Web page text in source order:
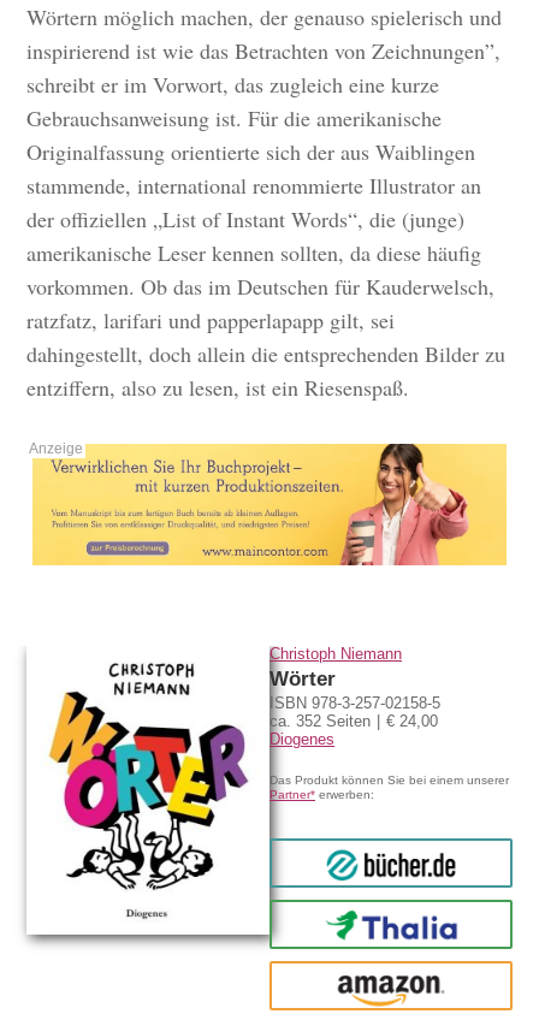
Wörtern möglich machen, der genauso spielerisch und
inspirierend ist wie das Betrachten von Zeichnungen”,
schreibt er im Vorwort, das zugleich eine kurze
Gebrauchsanweisung ist. Für die amerikanische
Originalfassung orientierte sich der aus Waiblingen
stammende, international renommierte Illustrator an
der offiziellen „List of Instant Words“, die (junge)
amerikanische Leser kennen sollten, da diese häufig
vorkommen. Ob das im Deutschen für Kauderwelsch,
ratzfatz, larifari und papperlapapp gilt, sei
dahingestellt, doch allein die entsprechenden Bilder zu
entziffern, also zu lesen, ist ein Riesenspaß.
Christoph Niemann
Wörter
ISBN 978-3-257-02158-5
ca. 352 Seiten
€ 24,00
Diogenes
Das Produkt können Sie bei einem unserer
Partner* erwerben:
bücher.de
Thalia
amazon